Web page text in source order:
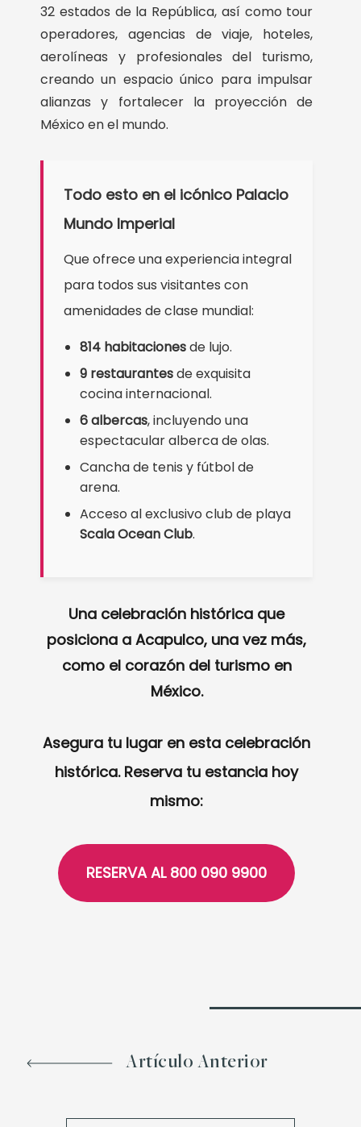
32 estados de la República, así como tour
operadores, agencias de viaje, hoteles,
aerolíneas y profesionales del turismo,
creando un espacio único para impulsar
alianzas y fortalecer la proyección de
México en el mundo.
Todo esto en el icónico Palacio
Mundo Imperial
Que ofrece una experiencia integral
para todos sus visitantes con
amenidades de clase mundial:
814 habitacionesde lujo.
9 restaurantesde exquisita
cocina internacional.
6 albercas, incluyendo una
espectacular alberca de olas.
Cancha de tenis y fútbol de
arena.
Acceso al exclusivo club de playa
Scala Ocean Club.
Una celebración histórica que
posiciona a Acapulco, una vez más,
como el corazón del turismo en
México.
Asegura tu lugar en esta celebración
histórica. Reserva tu estancia hoy
mismo:
RESERVA AL 800 090 9900
Artículo Anterior